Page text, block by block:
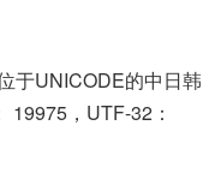
于UNICODE的中日韩
19975，UTF-32：